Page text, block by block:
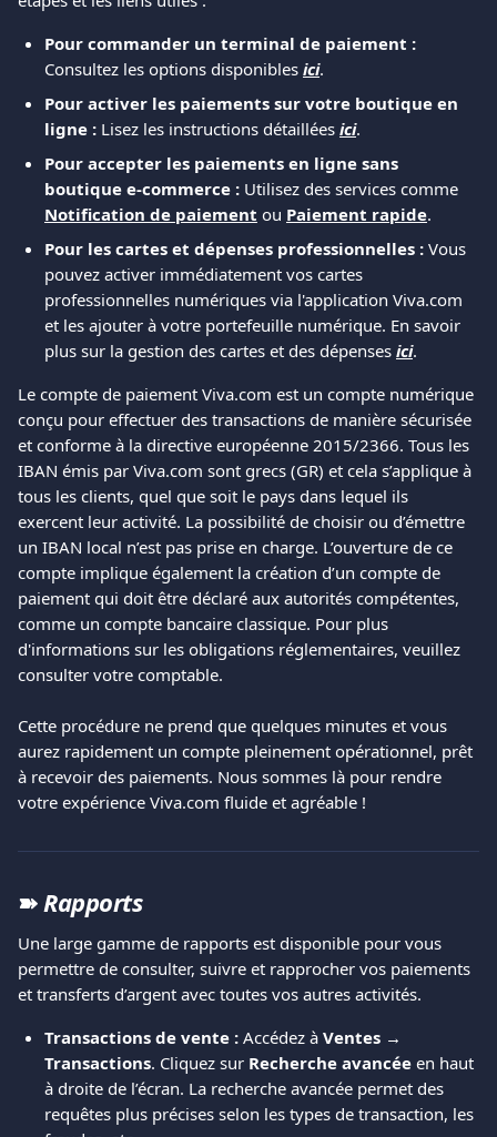
Pour commander un terminal de paiement :
Consultez les options disponibles ici.
Pour activer les paiements sur votre boutique en
ligne : Lisez les instructions détaillées ici.
Pour accepter les paiements en ligne sans
boutique e-commerce : Utilisez des services comme
Notification de paiement ou Paiement rapide.
Pour les cartes et dépenses professionnelles : Vous
pouvez activer immédiatement vos cartes
professionnelles numériques via l'application Viva.com
et les ajouter à votre portefeuille numérique. En savoir
plus sur la gestion des cartes et des dépenses ici.
Le compte de paiement Viva.com est un compte numérique
conçu pour effectuer des transactions de manière sécurisée
et conforme à la directive européenne 2015/2366. Tous les
IBAN émis par Viva.com sont grecs (GR) et cela s’applique à
tous les clients, quel que soit le pays dans lequel ils
exercent leur activité. La possibilité de choisir ou d’émettre
un IBAN local n’est pas prise en charge. L’ouverture de ce
compte implique également la création d’un compte de
paiement qui doit être déclaré aux autorités compétentes,
comme un compte bancaire classique. Pour plus
d'informations sur les obligations réglementaires, veuillez
consulter votre comptable.
Cette procédure ne prend que quelques minutes et vous
aurez rapidement un compte pleinement opérationnel, prêt
à recevoir des paiements. Nous sommes là pour rendre
votre expérience Viva.com fluide et agréable !
➽ Rapports
Une large gamme de rapports est disponible pour vous
permettre de consulter, suivre et rapprocher vos paiements
et transferts d’argent avec toutes vos autres activités.
Transactions de vente : Accédez à Ventes →
Transactions. Cliquez sur Recherche avancée en haut
à droite de l’écran. La recherche avancée permet des
requêtes plus précises selon les types de transaction, les